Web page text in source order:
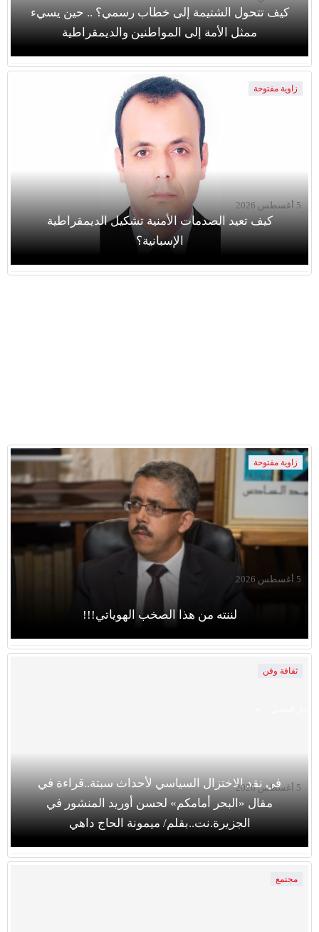
كيف تتحول الشتيمة إلى خطاب رسمي؟ .. حين يسيء
ممثل الأمة إلى المواطنين والديمقراطية
زاوية مفتوحة
كيف تعيد الصدمات الأمنية تشكيل الديمقراطية
الإسبانية؟
5 أغسطس 2026
زاوية مفتوحة
لننته من هذا الصخب الهوياتي!!!
5 أغسطس 2026
ثقافة وفن
في نقد الاختزال السياسي لأحداث سبتة..قراءة في
مقال «البحر أمامكم» لحسن أوريد المنشور في
الجزيرة.نت..بقلم/ ميمونة الحاج داهي
5 أغسطس 2026
مجتمع